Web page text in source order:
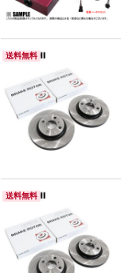
送料無料
送料無料